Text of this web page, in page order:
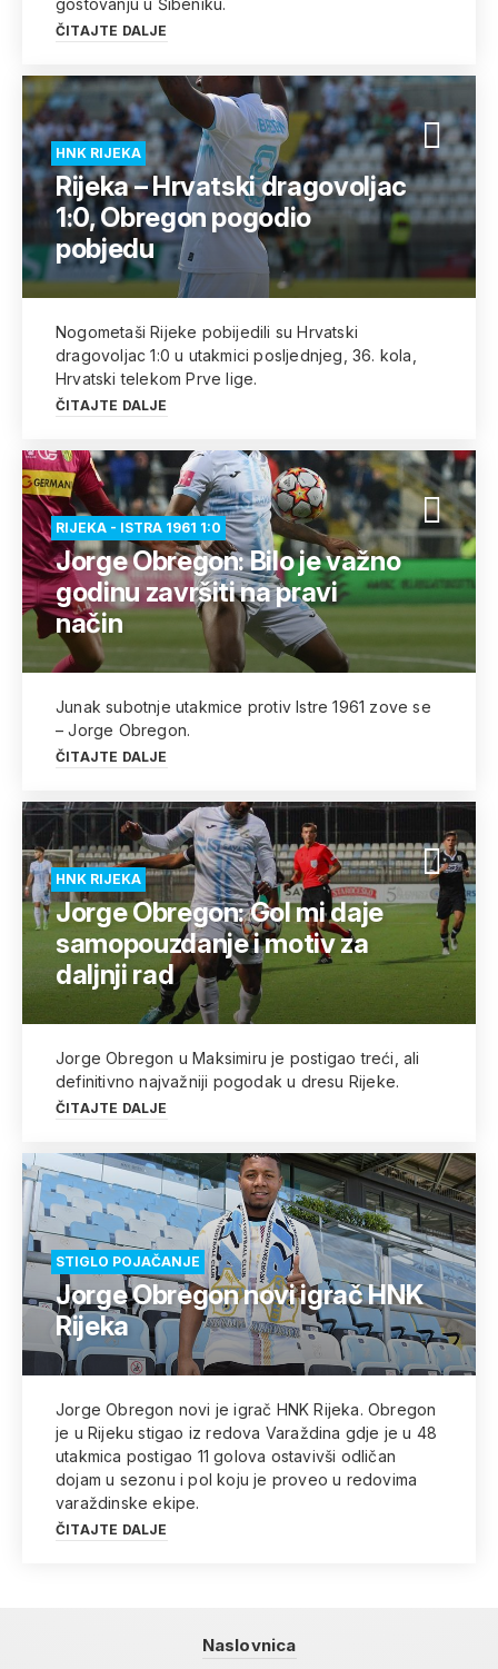
gostovanju u Šibeniku.
ČITAJTE DALJE
HNK RIJEKA
Rijeka – Hrvatski dragovoljac
1:0, Obregon pogodio
pobjedu
Nogometaši Rijeke pobijedili su Hrvatski
dragovoljac 1:0 u utakmici posljednjeg, 36. kola,
Hrvatski telekom Prve lige.
ČITAJTE DALJE
RIJEKA - ISTRA 1961 1:0
Jorge Obregon: Bilo je važno
godinu završiti na pravi
način
Junak subotnje utakmice protiv Istre 1961 zove se
– Jorge Obregon.
ČITAJTE DALJE
HNK RIJEKA
Jorge Obregon: Gol mi daje
samopouzdanje i motiv za
daljnji rad
Jorge Obregon u Maksimiru je postigao treći, ali
definitivno najvažniji pogodak u dresu Rijeke.
ČITAJTE DALJE
STIGLO POJAČANJE
Jorge Obregon novi igrač HNK
Rijeka
Jorge Obregon novi je igrač HNK Rijeka. Obregon
je u Rijeku stigao iz redova Varaždina gdje je u 48
utakmica postigao 11 golova ostavivši odličan
dojam u sezonu i pol koju je proveo u redovima
varaždinske ekipe.
ČITAJTE DALJE
Naslovnica